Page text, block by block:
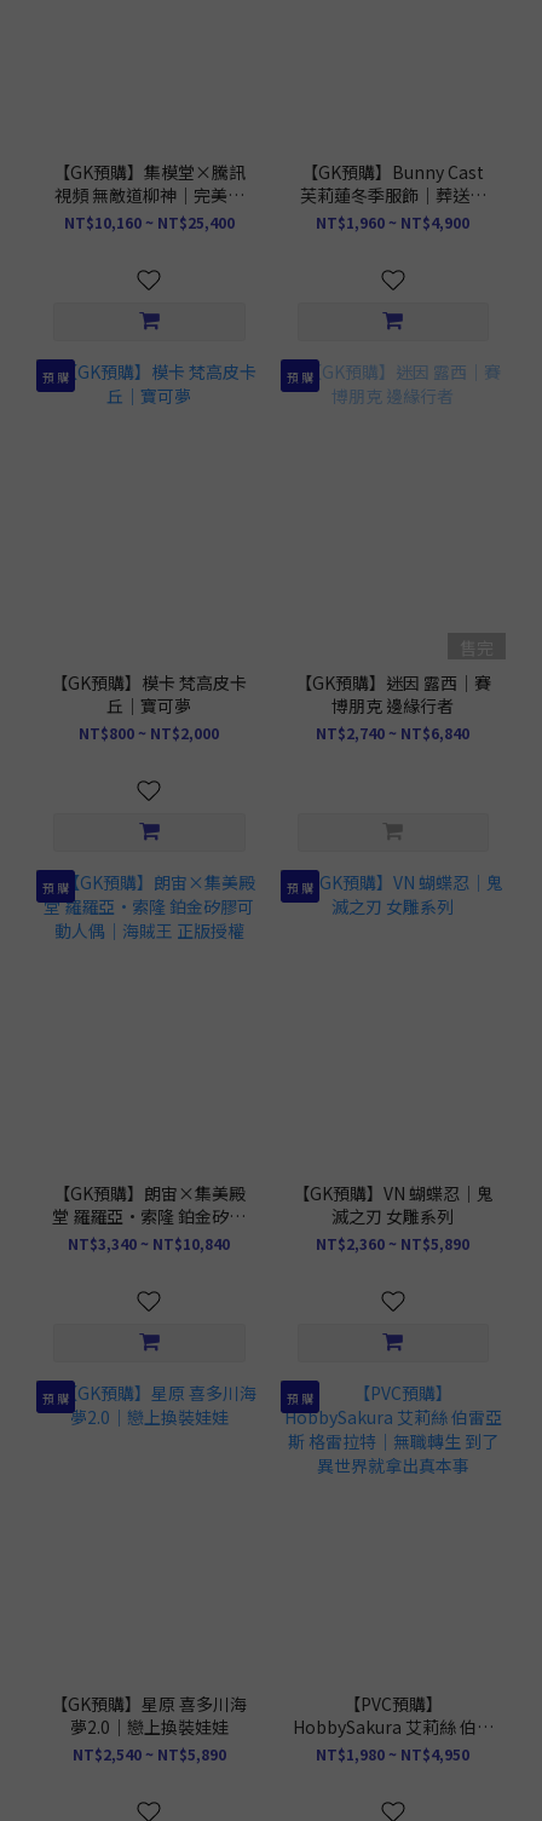
【GK預購】集模堂×騰訊
視頻 無敵道柳神｜完美世
界
NT$10,160 ~ NT$25,400
【GK預購】Bunny Cast
芙莉蓮冬季服飾｜葬送的
芙莉蓮
NT$1,960 ~ NT$4,900
預 購
【GK預購】模卡 梵高皮卡
丘｜寶可夢
NT$800 ~ NT$2,000
預 購
【GK預購】迷因 露西｜賽
博朋克 邊緣行者
NT$2,740 ~ NT$6,840
預 購
【GK預購】朗宙×集美殿
堂 羅羅亞·索隆 鉑金矽膠
可動人偶｜海賊王 正版授
NT$3,340 ~ NT$10,840
預 購
【GK預購】VN 蝴蝶忍｜鬼
滅之刃 女雕系列
NT$2,360 ~ NT$5,890
預 購
【GK預購】星原 喜多川海
夢2.0｜戀上換裝娃娃
NT$2,540 ~ NT$5,890
預 購
【PVC預購】
HobbySakura 艾莉絲 伯雷
亞斯 格雷拉特｜無職轉生
NT$1,980 ~ NT$4,950